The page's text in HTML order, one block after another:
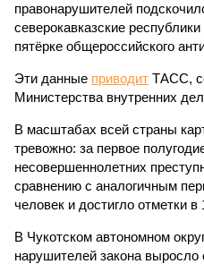
правонарушителей
северокавказские
пятёрке общероссийского
Эти данные приводит ТАСС,
Министерства внутренних
В масштабах всей страны
тревожно: за первое
несовершеннолетних
сравнению с аналогичным
человек и достигло отметки в
В Чукотском автономном
нарушителей закона выросло